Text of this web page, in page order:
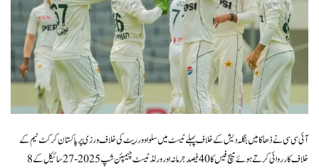
آئی سی سی نے ڈھاکا میں بنگلہ دیش کے خلاف پہلے ٹیسٹ میں سلو اوور ریٹ کی خلاف ورزی پر پاکستان کرکٹ ٹیم کے
خلاف کارروائی کرتے ہوئے میچ فیس کا 40 فیصد جرمانہ اور ورلڈ ٹیسٹ چیمپئن شپ 2025-27 سائیکل کے 8